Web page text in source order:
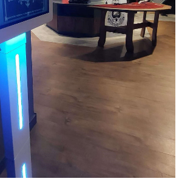
Téléphone
06 74 14 59 01